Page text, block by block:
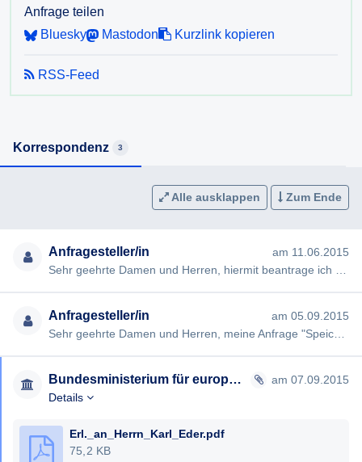
Anfrage teilen
Bluesky
Mastodon Kurzlink kopieren
RSS-Feed
Korrespondenz 3
Alle ausklappen Zum Ende
Anfragesteller/in
am 11.06.2015
Anfragesteller/in
am 05.09.2015
Bundesministerium für europäische und internationale Angelegenheiten
am 07.09.2015
Details
Erl._an_Herrn_Karl_Eder.pdf
75,2 KB